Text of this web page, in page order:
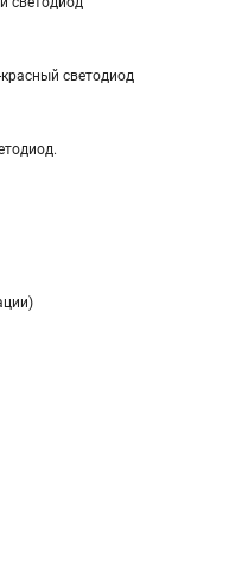
светодиод